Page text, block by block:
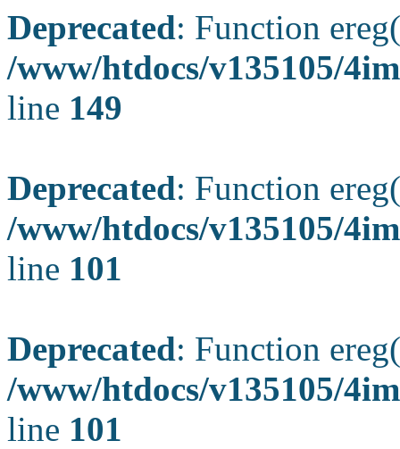
Deprecated: Function
/www/htdocs/v135105/
line 149
Deprecated: Function
/www/htdocs/v135105/
line 101
Deprecated: Function
/www/htdocs/v135105/
line 101